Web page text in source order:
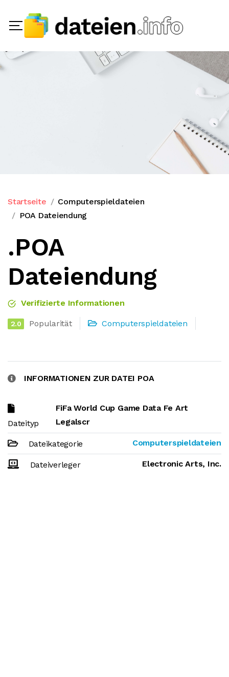
Startseite
Computerspieldateien
POA Dateiendung
.POA
Dateiendung
Verifizierte Informationen
2.0 Popularität Computerspieldateien
INFORMATIONEN ZUR DATEI POA
Dateityp
FiFa World Cup Game Data Fe Art
Legalscr
Dateikategorie Computerspieldateien
Dateiverleger Electronic Arts, Inc.